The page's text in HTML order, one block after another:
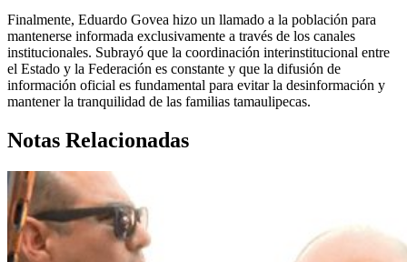
Finalmente, Eduardo Govea hizo un llamado a la población para
mantenerse informada exclusivamente a través de los canales
institucionales. Subrayó que la coordinación interinstitucional entre
el Estado y la Federación es constante y que la difusión de
información oficial es fundamental para evitar la desinformación y
mantener la tranquilidad de las familias tamaulipecas.
Notas Relacionadas